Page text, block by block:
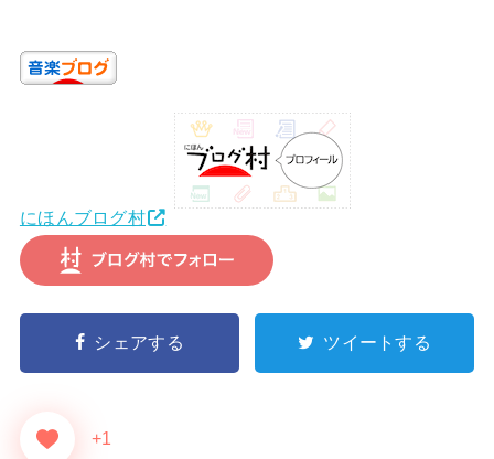
にほんブログ村
シェアする ツイートする
+1